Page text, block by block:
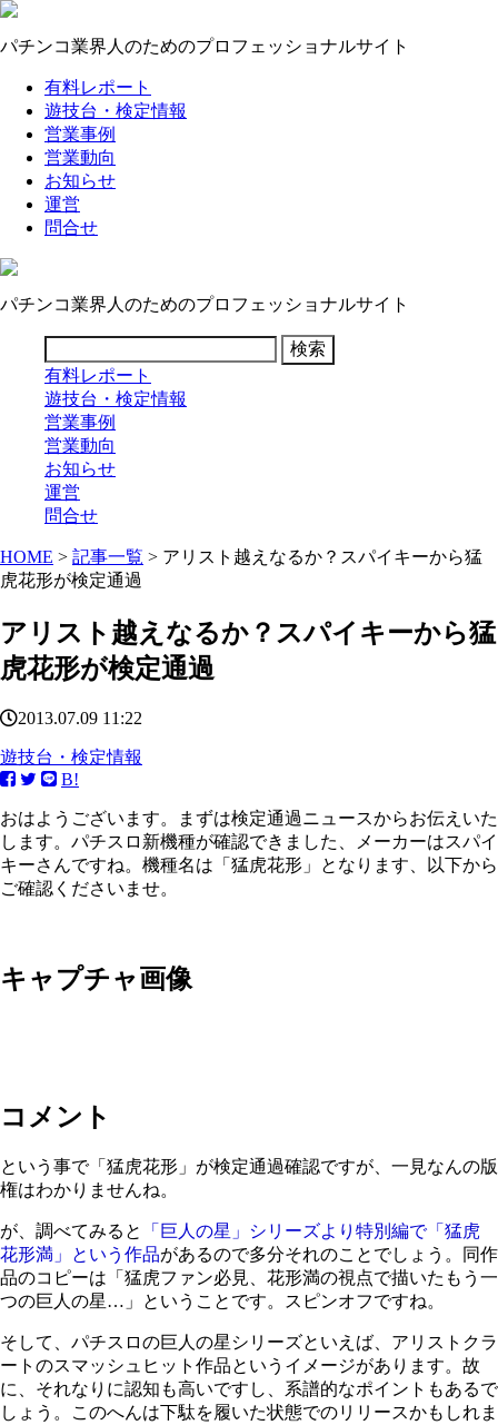
パチンコ業界人のためのプロフェッショナルサイト
有料レポート
遊技台・検定情報
営業事例
営業動向
お知らせ
運営
問合せ
パチンコ業界人のためのプロフェッショナルサイト
有料レポート
遊技台・検定情報
営業事例
営業動向
お知らせ
運営
問合せ
HOME > 記事一覧 > アリスト越えなるか？スパイキーから猛
虎花形が検定通過
アリスト越えなるか？スパイキーから猛
虎花形が検定通過
2013.07.09 11:22
遊技台・検定情報
B!
おはようございます。まずは検定通過ニュースからお伝えいた
します。パチスロ新機種が確認できました、メーカーはスパイ
キーさんですね。機種名は「猛虎花形」となります、以下から
ご確認くださいませ。
キャプチャ画像
コメント
という事で「猛虎花形」が検定通過確認ですが、一見なんの版
権はわかりませんね。
が、調べてみると
「巨人の星」シリーズより特別編で「猛虎
花形満」という作品があるので多分それのことでしょう。同作
品のコピーは「猛虎ファン必見、花形満の視点で描いたもう一
つの巨人の星…」ということです。スピンオフですね。
そして、パチスロの巨人の星シリーズといえば、アリストクラ
ートのスマッシュヒット作品というイメージがあります。故
に、それなりに認知も高いですし、系譜的なポイントもあるで
しょう。このへんは下駄を履いた状態でのリリースかもしれま